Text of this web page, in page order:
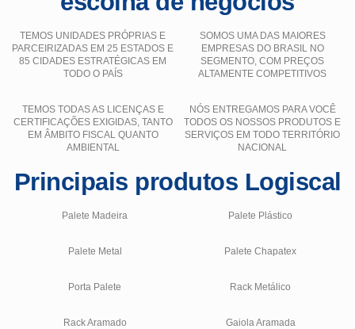
TEMOS UNIDADES PRÓPRIAS E
PARCEIRIZADAS EM 25 ESTADOS E
85 CIDADES ESTRATÉGICAS EM
TODO O PAÍS
SOMOS UMA DAS MAIORES
EMPRESAS DO BRASIL NO
SEGMENTO, COM PREÇOS
ALTAMENTE COMPETITIVOS
TEMOS TODAS AS LICENÇAS E
CERTIFICAÇÕES EXIGIDAS, TANTO
EM ÂMBITO FISCAL QUANTO
AMBIENTAL
NÓS ENTREGAMOS PARA VOCÊ
TODOS OS NOSSOS PRODUTOS E
SERVIÇOS EM TODO TERRITÓRIO
NACIONAL
Principais produtos Logiscal
Palete Madeira Palete Plástico
Palete Metal Palete Chapatex
Porta Palete Rack Metálico
Rack Aramado Gaiola Aramada